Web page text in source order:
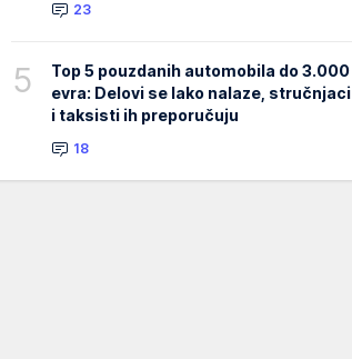
23
5
Top 5 pouzdanih automobila do 3.000
evra: Delovi se lako nalaze, stručnjaci
i taksisti ih preporučuju
18